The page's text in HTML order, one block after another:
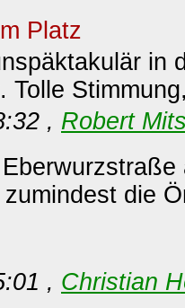
Platz
in
Tolle
, Robert
die
, Christian